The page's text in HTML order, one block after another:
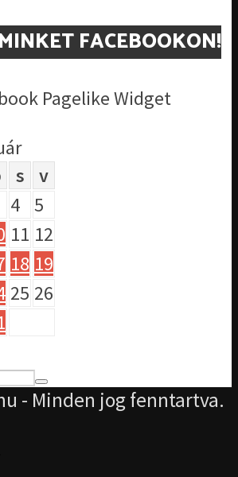
FACEBOOKON!
s
v
4 5
11 12
18 19
25 26
- Minden jog fenntartva.